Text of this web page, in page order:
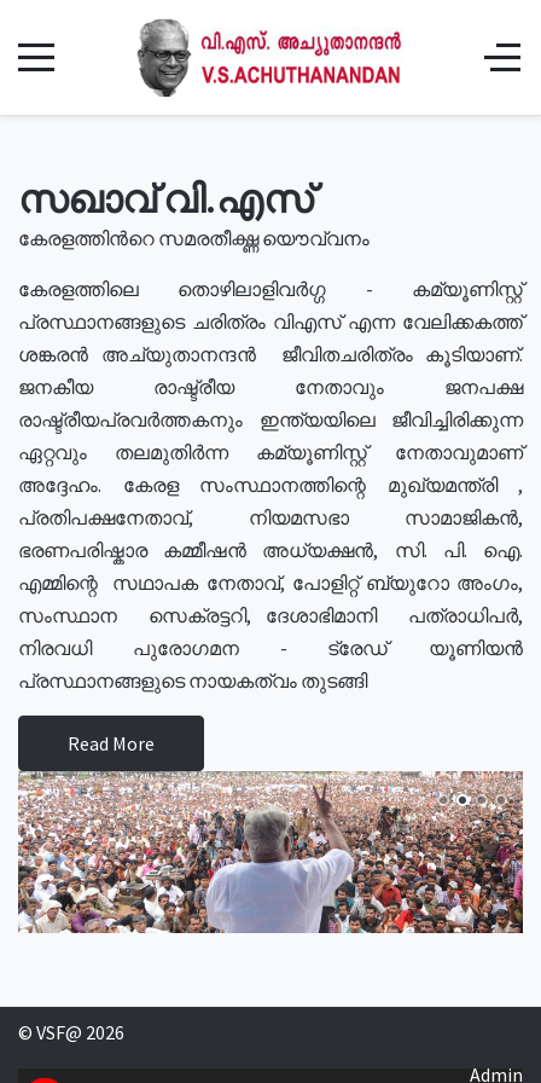
സഖാവ് വി.എസ്
കേരളത്തിൻറെ സമരതീക്ഷ്ണ യൌവ്വനം
കേരളത്തിലെ തൊഴിലാളിവർഗ്ഗ - കമ്യൂണിസ്റ്റ്
പ്രസ്ഥാനങ്ങളുടെ ചരിത്രം വിഎസ് എന്ന വേലിക്കകത്ത്
ശങ്കരൻ അച്യുതാനന്ദൻ ജീവിതചരിത്രം കൂടിയാണ്.
ജനകീയ രാഷ്ട്രീയ നേതാവും ജനപക്ഷ
രാഷ്ട്രീയപ്രവർത്തകനും ഇന്ത്യയിലെ ജീവിച്ചിരിക്കുന്ന
ഏറ്റവും തലമുതിർന്ന കമ്യൂണിസ്റ്റ് നേതാവുമാണ്
അദ്ദേഹം. കേരള സംസ്ഥാനത്തിന്റെ മുഖ്യമന്ത്രി ,
പ്രതിപക്ഷനേതാവ്, നിയമസഭാ സാമാജികൻ,
ഭരണപരിഷ്കാര കമ്മീഷൻ അധ്യക്ഷൻ, സി. പി. ഐ.
എമ്മിന്റെ സഥാപക നേതാവ്, പോളിറ്റ് ബ്യുറോ അംഗം,
സംസ്ഥാന സെക്രട്ടറി, ദേശാഭിമാനി പത്രാധിപർ,
നിരവധി പുരോഗമന - ട്രേഡ് യൂണിയൻ
പ്രസ്ഥാനങ്ങളുടെ നായകത്വം തുടങ്ങി
Read More
© VSF@ 2026
Admin